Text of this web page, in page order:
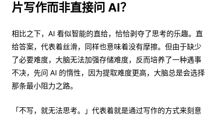
片写作而非直接问 AI？
相比之下，AI 看似智能的直给，恰恰剥夺了思考的乐趣。直
给答案，代表着丝滑，同样也意味着没有摩擦。但由于缺少
了必要难度，大脑无法加强存储难度，反而培养了一种遇事
不决，先问 AI 的惰性，因为提取难度更高，大脑总是会选择
那条最小阻力之路。
「不写，就无法思考。」代表着就是通过写作的方式来刻意